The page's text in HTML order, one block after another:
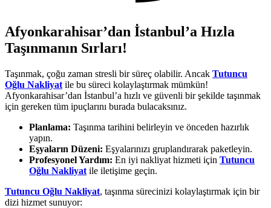
Afyonkarahisar’dan İstanbul’a Hızla
Taşınmanın Sırları!
Taşınmak, çoğu zaman stresli bir süreç olabilir. Ancak Tutuncu
Oğlu Nakliyat ile bu süreci kolaylaştırmak mümkün!
Afyonkarahisar’dan İstanbul’a hızlı ve güvenli bir şekilde taşınmak
için gereken tüm ipuçlarını burada bulacaksınız.
Planlama: Taşınma tarihini belirleyin ve önceden hazırlık
yapın.
Eşyaların Düzeni: Eşyalarınızı gruplandırarak paketleyin.
Profesyonel Yardım: En iyi nakliyat hizmeti için Tutuncu
Oğlu Nakliyat ile iletişime geçin.
Tutuncu Oğlu Nakliyat, taşınma sürecinizi kolaylaştırmak için bir
dizi hizmet sunuyor: